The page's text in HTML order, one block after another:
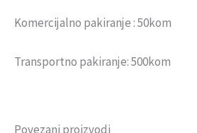
Komercijalno pakiranje : 50kom
Transportno pakiranje: 500kom
Povezani proizvodi